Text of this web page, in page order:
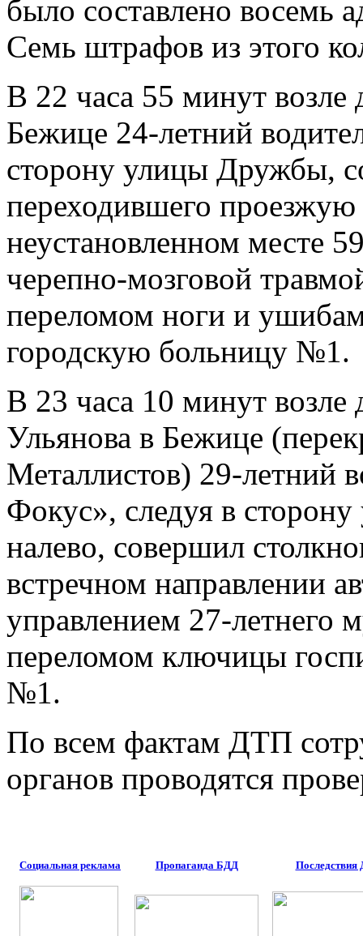
было составлено восемь
Семь штрафов из этого
В 22 часа 55 минут
Бежице 24-летний
сторону улицы Дружбы,
переходившего проезжую
неустановленном месте
черепно-мозговой
переломом ноги и
городскую больницу №1.
В 23 часа 10 минут
Ульянова в Бежице
Металлистов) 29-летний
Фокус», следуя в
налево, совершил
встречном направлении
управлением 27-летнего
переломом ключицы
№1.
По всем фактам ДТП
органов проводятся
Социальная реклама Пропаганда БДД